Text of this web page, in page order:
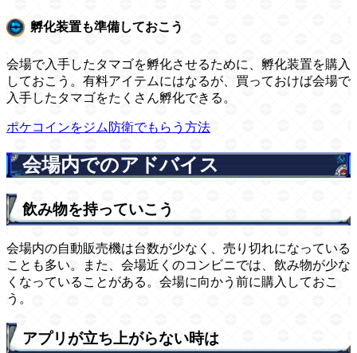
孵化装置も準備しておこう
会場で入手したタマゴを孵化させるために、孵化装置を購入
しておこう。有料アイテムにはなるが、買っておけば会場で
入手したタマゴをたくさん孵化できる。
ポケコインをジム防衛でもらう方法
会場内でのアドバイス
飲み物を持っていこう
会場内の自動販売機は台数が少なく、売り切れになっている
ことも多い。また、会場近くのコンビニでは、飲み物が少な
くなっていることがある。会場に向かう前に購入しておこ
う。
アプリが立ち上がらない時は